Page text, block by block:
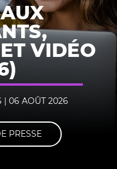
VIDÉO
| 06 AOÛT 2026
PRESSE
PRESSE
PRESSE